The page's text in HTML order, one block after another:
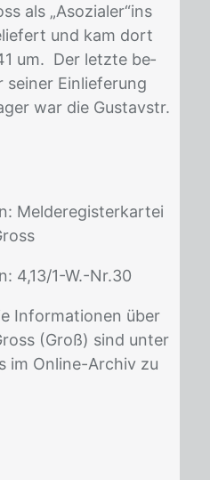
als „Aso­zia­ler“ins
und kam dort
um. Der letz­te be­
Ein­lie­fe­rung
war die Gus­tavstr.
Mel­de­re­gis­ter­kar­tei
4,13/​1-W.-Nr.30
In­for­ma­tio­nen über
(Groß) sind un­ter
im On­line-Ar­chiv zu